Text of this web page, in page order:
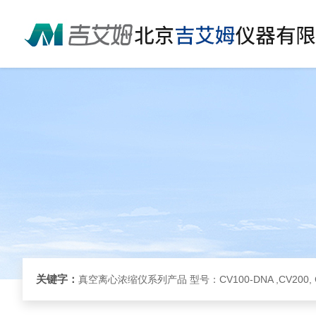
关键字：真空离心浓缩仪系列产品 型号：CV100-DNA ,CV200,